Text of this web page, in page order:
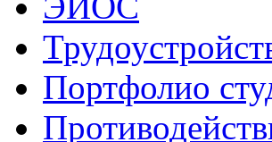
Портфолио